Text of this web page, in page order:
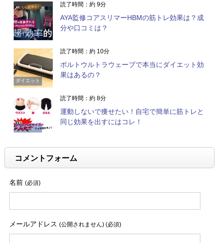
ダイエット
読了時間：約 9分
AYA監修コアスリマーHBMの筋トレ効果は？成
分や口コミは？
ダイエット
読了時間：約 10分
ポルトウルトラウェーブで本当にダイエット効
果はあるの？
ダイエット
読了時間：約 8分
運動しないで痩せたい！自宅で簡単に筋トレと
同じ効果を出すにはコレ！
コメントフォーム
名前 (必須)
メールアドレス (公開されません) (必須)